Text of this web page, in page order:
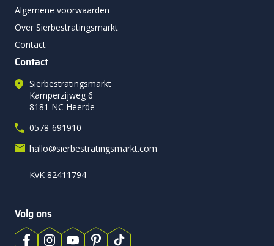
Algemene voorwaarden
Over Sierbestratingsmarkt
Contact
Contact
Sierbestratingsmarkt
Kamperzijweg 6
8181 NC Heerde
0578-691910
hallo@sierbestratingsmarkt.com
KvK 82411794
Volg ons